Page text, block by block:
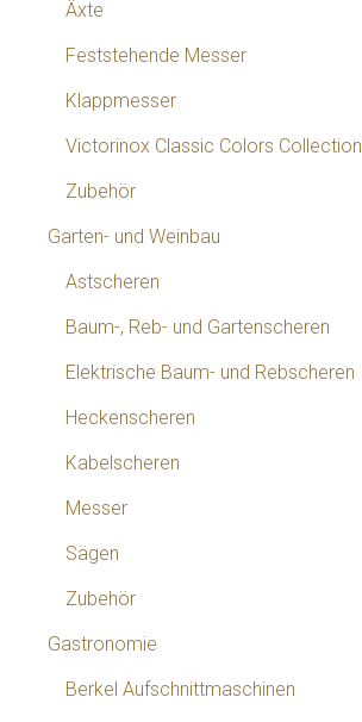
Äxte
Feststehende Messer
Klappmesser
Victorinox Classic Colors Collection
Zubehör
Garten- und Weinbau
Astscheren
Baum-, Reb- und Gartenscheren
Elektrische Baum- und Rebscheren
Heckenscheren
Kabelscheren
Messer
Sägen
Zubehör
Gastronomie
Berkel Aufschnittmaschinen